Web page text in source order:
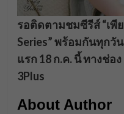
รอติดตามชมซีรีส์ “เพี
Series” พร้อมกันทุกวัน
แรก 18 ก.ค. นี้ ทางช่อ
3Plus
About Author